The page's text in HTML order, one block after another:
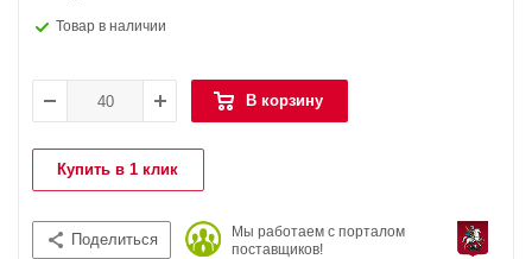
Товар в наличии
В корзину
Купить в 1 клик
Поделиться
Мы работаем с порталом
поставщиков!